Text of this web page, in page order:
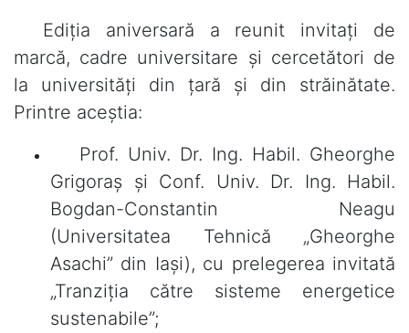
Ediția aniversară a reunit invitați de
marcă, cadre universitare și cercetători de
la universități din țară și din străinătate.
Printre aceștia:
Prof. Univ. Dr. Ing. Habil. Gheorghe
Grigoraș și Conf. Univ. Dr. Ing. Habil.
Bogdan-Constantin Neagu
(Universitatea Tehnică „Gheorghe
Asachi” din Iași), cu prelegerea invitată
„Tranziția către sisteme energetice
sustenabile”;